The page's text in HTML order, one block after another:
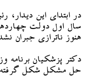
در ابتدای این
سال اول دولت
هنوز ناترازی جبران
دکتر پزشکیان
حل مشکل شکل